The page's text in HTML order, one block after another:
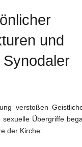
und
verstoßen
Übergriffe
der Kirche: